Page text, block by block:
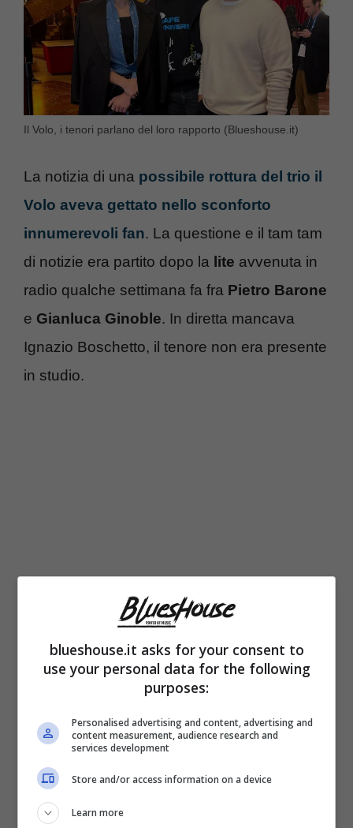
Il Volo, i tenori parlano del loro rapporto (Blueshouse.it)
La notizia di una possibile rottura del trio il
Volo aveva gettato nello sconforto
innumerevoli fan. La questione e il tam tam
di notizie era partito dopo la lite avvenuta in
radio qualche settimana fa fra Pietro Barone
e Gianluca Ginoble. In diretta mancava
Ignazio Boschetto, il tenore non era presente
in studio.
calcato ilpalco più famoso d’Italiaportando
all’Ariston il brano “Capolavoro
come accade spesso con il loro successi,
aveva messo tutti d’accordo, ma quel litigio
poco tempo dopo non aveva fatto ben
sperare.
blueshouse.it asks for your consent to
use your personal data for the following
purposes:
Personalised advertising and content, advertising and
content measurement, audience research and
services development
Store and/or access information on a device
Learn more